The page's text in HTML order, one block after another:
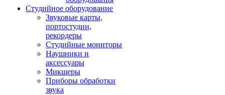
Студийное оборудование
Звуковые карты,
портостудии,
рекордеры
Студийные мониторы
Наушники и
аксессуары
Микшеры
Приборы обработки
звука